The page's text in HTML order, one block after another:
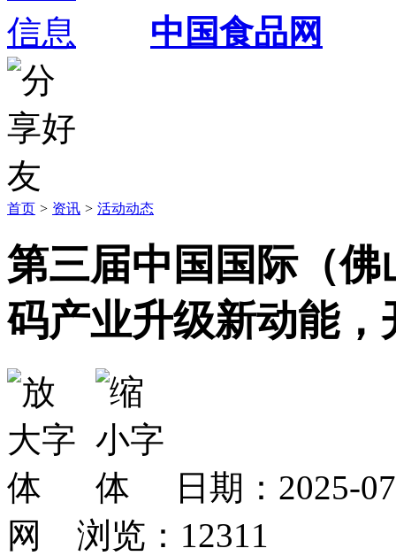
中国食品网
首页 > 资讯 > 活动动态
第三届中国国际（
码产业升级新动能
日期：2025-
网 浏览： 12311